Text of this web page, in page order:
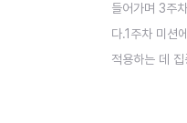
들어가며 3주
다.1주차 미
적용하는 데